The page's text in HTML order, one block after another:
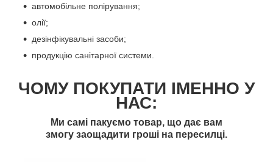
автомобільне полірування;
олії;
дезінфікувальні засоби;
продукцію санітарної системи.
ЧОМУ ПОКУПАТИ ІМЕННО У
НАС:
Ми самі пакуємо товар, що дає вам
змогу заощадити гроші на пересилці.